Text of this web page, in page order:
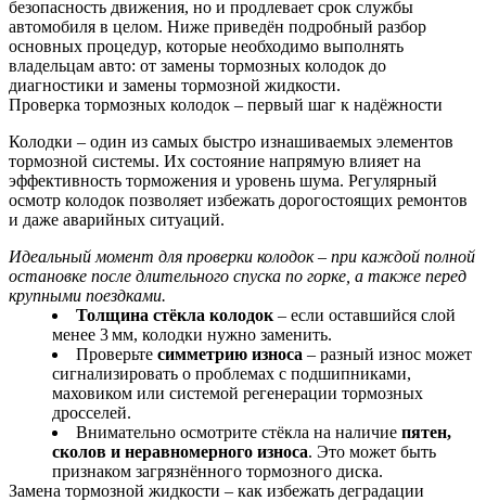
безопасность движения, но и продлевает срок службы
автомобиля в целом. Ниже приведён подробный разбор
основных процедур, которые необходимо выполнять
владельцам авто: от замены тормозных колодок до
диагностики и замены тормозной жидкости.
Проверка тормозных колодок – первый шаг к надёжности
Колодки – один из самых быстро изнашиваемых элементов
тормозной системы. Их состояние напрямую влияет на
эффективность торможения и уровень шума. Регулярный
осмотр колодок позволяет избежать дорогостоящих ремонтов
и даже аварийных ситуаций.
Идеальный момент для проверки колодок – при каждой полной
остановке после длительного спуска по горке, а также перед
крупными поездками.
Толщина стёкла колодок – если оставшийся слой
менее 3 мм, колодки нужно заменить.
Проверьте симметрию износа – разный износ может
сигнализировать о проблемах с подшипниками,
маховиком или системой регенерации тормозных
дросселей.
Внимательно осмотрите стёкла на наличие пятен,
сколов и неравномерного износа. Это может быть
признаком загрязнённого тормозного диска.
Замена тормозной жидкости – как избежать деградации